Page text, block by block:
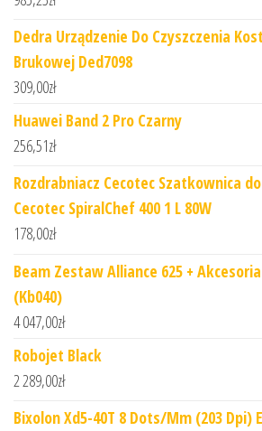
Dedra Urządzenie Do Czyszczenia
Brukowej Ded7098
309,00zł
Huawei Band 2 Pro Czarny
256,51zł
Rozdrabniacz Cecotec Szatkownica
Cecotec SpiralChef 400 1 L 80W
178,00zł
Beam Zestaw Alliance 625 +
(Kb040)
4 047,00zł
Robojet Black
2 289,00zł
Bixolon Xd5-40T 8 Dots/Mm (203 Dpi)